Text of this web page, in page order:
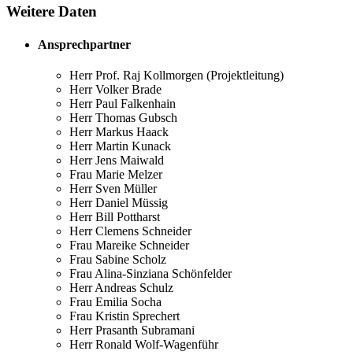
Weitere Daten
Ansprechpartner
Herr Prof. Raj Kollmorgen (Projektleitung)
Herr Volker Brade
Herr Paul Falkenhain
Herr Thomas Gubsch
Herr Markus Haack
Herr Martin Kunack
Herr Jens Maiwald
Frau Marie Melzer
Herr Sven Müller
Herr Daniel Müssig
Herr Bill Pottharst
Herr Clemens Schneider
Frau Mareike Schneider
Frau Sabine Scholz
Frau Alina-Sinziana Schönfelder
Herr Andreas Schulz
Frau Emilia Socha
Frau Kristin Sprechert
Herr Prasanth Subramani
Herr Ronald Wolf-Wagenführ